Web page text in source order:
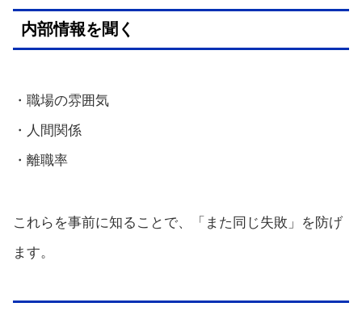
内部情報を聞く
・職場の雰囲気
・人間関係
・離職率
これらを事前に知ることで、「また同じ失敗」を防げ
ます。